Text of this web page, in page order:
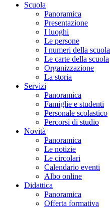
Scuola
Panoramica
Presentazione
I luoghi
Le persone
I numeri della scuola
Le carte della scuola
Organizzazione
La storia
Servizi
Panoramica
Famiglie e studenti
Personale scolastico
Percorsi di studio
Novità
Panoramica
Le notizie
Le circolari
Calendario eventi
Albo online
Didattica
Panoramica
Offerta formativa